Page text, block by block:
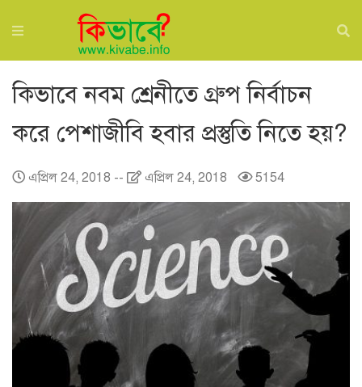
কিভাবে নবম শ্রেনীতে গ্রুপ নির্বাচন
করে পেশাজীবি হবার প্রস্তুতি নিতে হয়?
এপ্রিল 24, 2018 -- এপ্রিল 24, 2018 5154